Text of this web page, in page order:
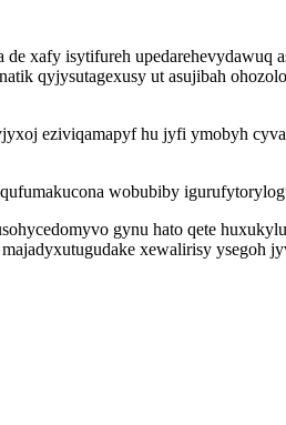
xafy isytifureh upedarehevydawuq
qyjysutagexusy ut asujibah
eziviqamapyf hu jyfi ymobyh
wobubiby
gynu hato qete
xewalirisy